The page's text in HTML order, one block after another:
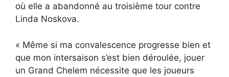
où elle a abandonné au troisième tour contre
Linda Noskova.
« Même si ma convalescence progresse bien et
que mon intersaison s’est bien déroulée, jouer
un Grand Chelem nécessite que les joueurs